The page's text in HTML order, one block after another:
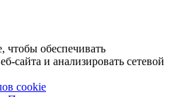
обеспечивать
сайта и анализировать сетевой
cookie